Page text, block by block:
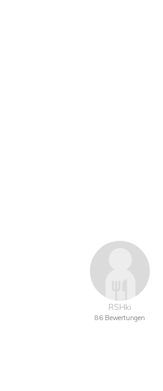
RSHki
86 Bewertungen